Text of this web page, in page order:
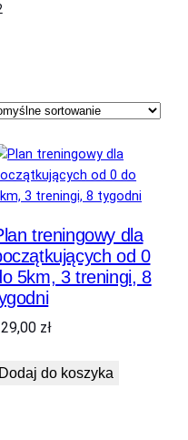
treningowy dla
od 0
5km, 3 treningi, 8
zł
Dodaj do koszyka